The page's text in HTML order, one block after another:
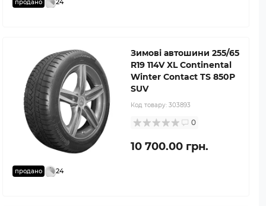
продано
продано 24
Зимові автошини 255/65
R19 114V XL Continental
Winter Contact TS 850P
SUV
Код товару: 303893
0
10 700.00 грн.